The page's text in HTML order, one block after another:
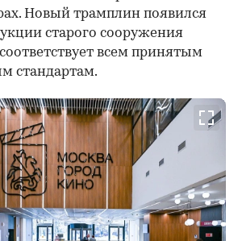
Новый трамплин появился
старого сооружения
всем принятым
стандартам.